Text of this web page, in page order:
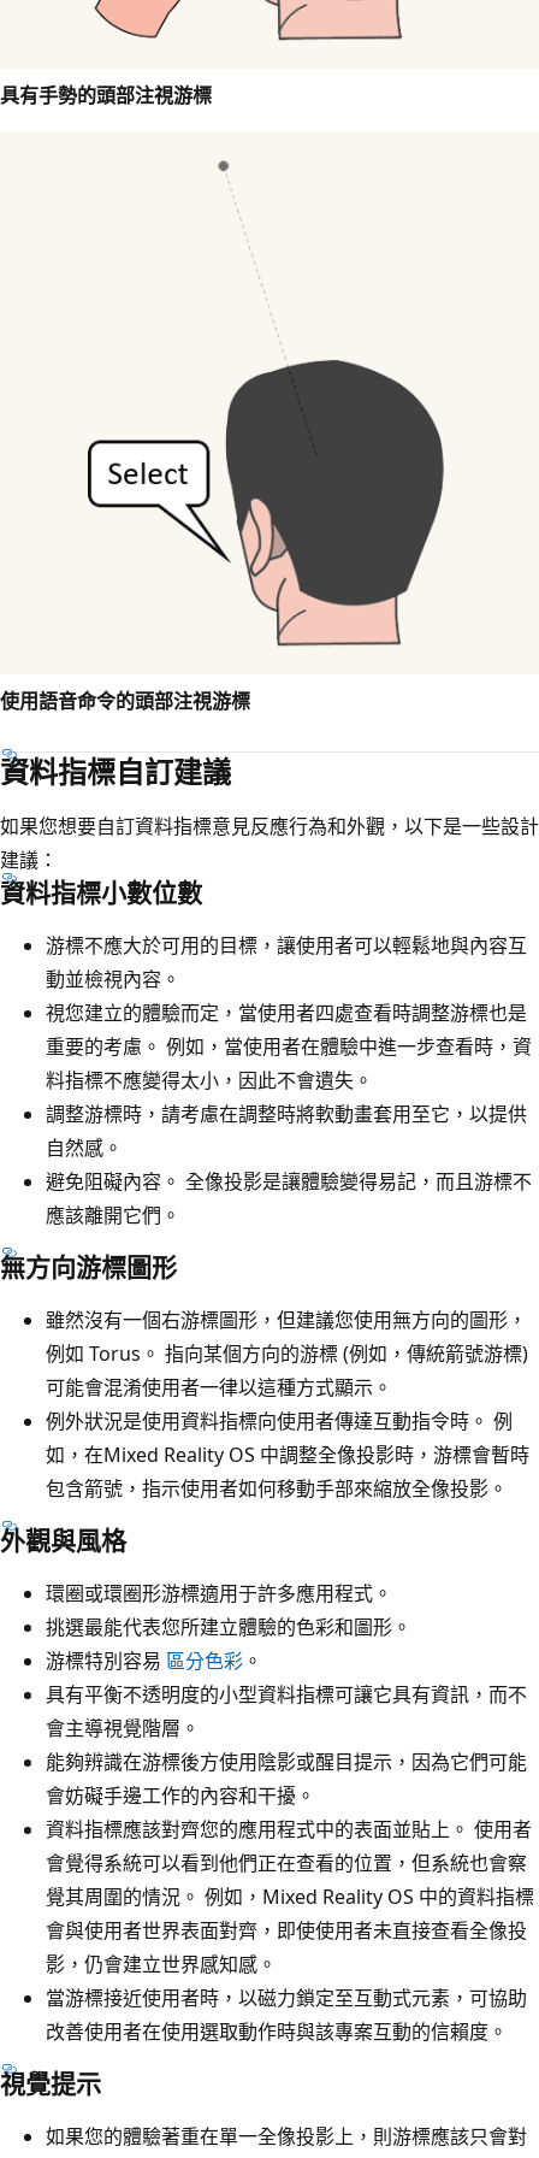
具有手勢的頭部注視游標
使用語音命令的頭部注視游標
資料指標自訂建議
如果您想要自訂資料指標意見反應行為和外觀，以下是一些設計
建議：
資料指標小數位數
游標不應大於可用的目標，讓使用者可以輕鬆地與內容互
動並檢視內容。
視您建立的體驗而定，當使用者四處查看時調整游標也是
重要的考慮。 例如，當使用者在體驗中進一步查看時，資
料指標不應變得太小，因此不會遺失。
調整游標時，請考慮在調整時將軟動畫套用至它，以提供
自然感。
避免阻礙內容。 全像投影是讓體驗變得易記，而且游標不
應該離開它們。
無方向游標圖形
雖然沒有一個右游標圖形，但建議您使用無方向的圖形，
例如 Torus。 指向某個方向的游標 (例如，傳統箭號游標)
可能會混淆使用者一律以這種方式顯示。
例外狀況是使用資料指標向使用者傳達互動指令時。 例
如，在Mixed Reality OS 中調整全像投影時，游標會暫時
包含箭號，指示使用者如何移動手部來縮放全像投影。
外觀與風格
環圈或環圈形游標適用于許多應用程式。
挑選最能代表您所建立體驗的色彩和圖形。
游標特別容易 區分色彩 。
具有平衡不透明度的小型資料指標可讓它具有資訊，而不
會主導視覺階層。
能夠辨識在游標後方使用陰影或醒目提示，因為它們可能
會妨礙手邊工作的內容和干擾。
資料指標應該對齊您的應用程式中的表面並貼上。 使用者
會覺得系統可以看到他們正在查看的位置，但系統也會察
覺其周圍的情況。 例如，Mixed Reality OS 中的資料指標
會與使用者世界表面對齊，即使使用者未直接查看全像投
影，仍會建立世界感知感。
當游標接近使用者時，以磁力鎖定至互動式元素，可協助
改善使用者在使用選取動作時與該專案互動的信賴度。
視覺提示
如果您的體驗著重在單一全像投影上，則游標應該只會對